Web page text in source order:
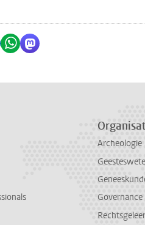
Bluesky
op LinkedIn
Delen via WhatsApp
Delen via Mastodon
Archeologie